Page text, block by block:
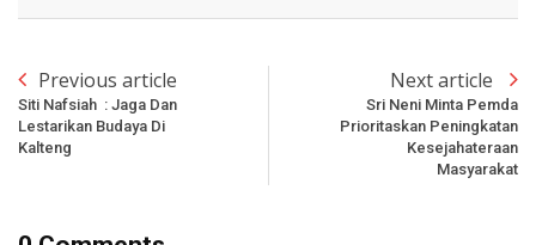
Previous article
Siti Nafsiah : Jaga Dan
Lestarikan Budaya Di
Kalteng
Next article
Sri Neni Minta Pemda
Prioritaskan Peningkatan
Kesejahateraan
Masyarakat